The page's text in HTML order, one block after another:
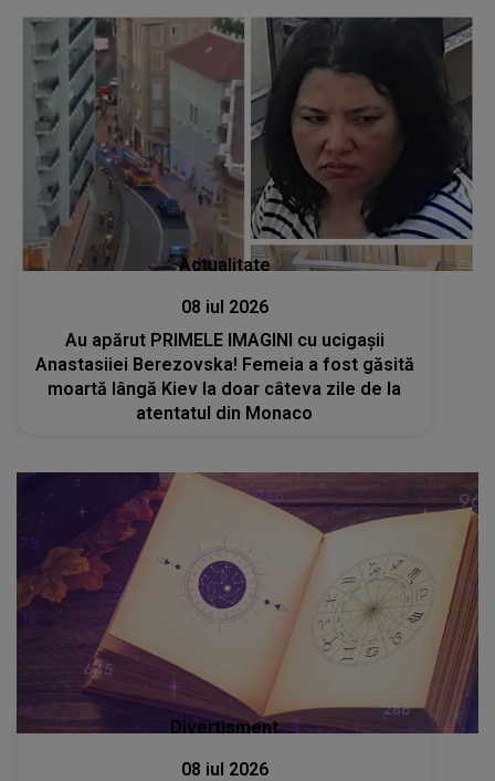
Actualitate
08 iul 2026
Au apărut PRIMELE IMAGINI cu ucigașii
Anastasiiei Berezovska! Femeia a fost găsită
moartă lângă Kiev la doar câteva zile de la
atentatul din Monaco
Divertisment
08 iul 2026